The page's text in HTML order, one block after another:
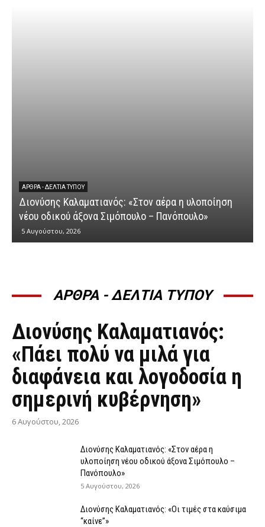
ΆΡΘΡΑ - ΔΕΛΤΊΑ ΤΎΠΟΥ
Διονύσης Καλαματιανός: «Στον αέρα η υλοποίηση
νέου οδικού άξονα Σιμόπουλο – Πανόπουλο»
5 Αυγούστου, 2026
ΑΡΘΡΑ - ΔΕΛΤΙΑ ΤΥΠΟΥ
ΆΡΘΡΑ - ΔΕΛΤΊΑ ΤΎΠΟΥ
Διονύσης Καλαματιανός:
«Πάει πολύ να μιλά για
διαφάνεια και λογοδοσία η
σημερινή κυβέρνηση»
6 Αυγούστου, 2026
Διονύσης Καλαματιανός: «Στον αέρα η
υλοποίηση νέου οδικού άξονα Σιμόπουλο –
Πανόπουλο»
5 Αυγούστου, 2026
Διονύσης Καλαματιανός: «Οι τιμές στα καύσιμα
“καίνε”»